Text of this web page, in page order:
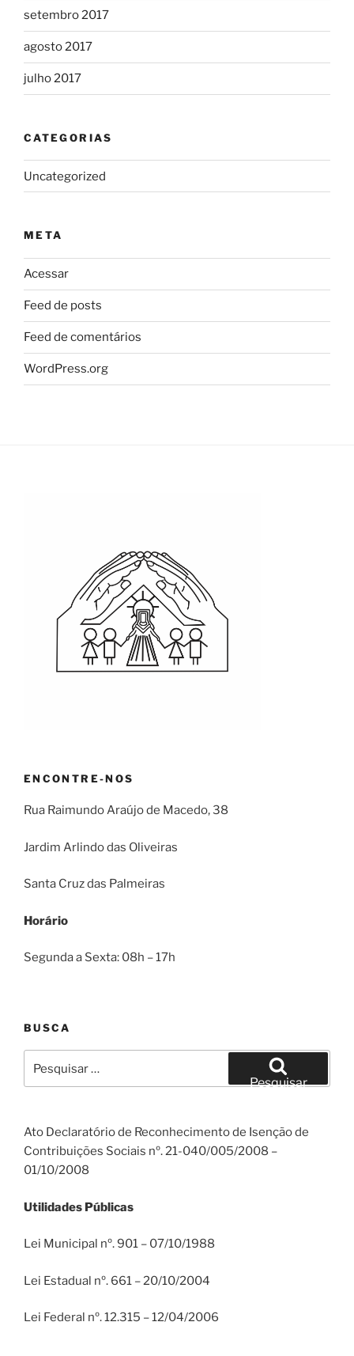
setembro 2017
agosto 2017
julho 2017
CATEGORIAS
Uncategorized
META
Acessar
Feed de posts
Feed de comentários
WordPress.org
ENCONTRE-NOS
Rua Raimundo Araújo de Macedo, 38
Jardim Arlindo das Oliveiras
Santa Cruz das Palmeiras
Horário
Segunda a Sexta: 08h – 17h
BUSCA
por:
Pesquisar
Ato Declaratório de Reconhecimento de Isenção de
Contribuições Sociais nº. 21-040/005/2008 –
01/10/2008
Utilidades Públicas
Lei Municipal nº. 901 – 07/10/1988
Lei Estadual nº. 661 – 20/10/2004
Lei Federal nº. 12.315 – 12/04/2006